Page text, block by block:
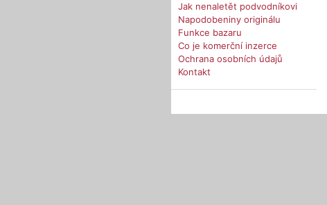
Jak nenaletět podvodníkovi
Napodobeniny originálu
Funkce bazaru
Co je komerční inzerce
Ochrana osobních údajů
Kontakt